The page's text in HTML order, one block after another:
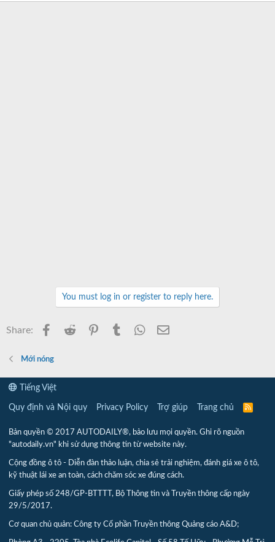
You must log in or register to reply here.
Share: Facebook
Reddit PinterestTumblr WhatsApp
Mới nóng
Tiếng Việt
Quy định và Nội quy Privacy Policy Trợ giúp Trang chủ
R
Bản quyền © 2017 AUTODAILY®, bảo lưu mọi quyền. Ghi rõ nguồn
"autodaily.vn" khi sử dụng thông tin từ website này.
Cộng đồng ô tô - Diễn đàn thảo luận, chia sẻ trải nghiệm, đánh giá xe ô tô,
kỹ thuật lái xe an toàn, cách chăm sóc xe đúng cách.
Giấy phép số 248/GP-BTTTT, Bộ Thông tin và Truyền thông cấp ngày
29/5/2017.
Cơ quan chủ quản: Công ty Cổ phần Truyền thông Quảng cáo A&D;